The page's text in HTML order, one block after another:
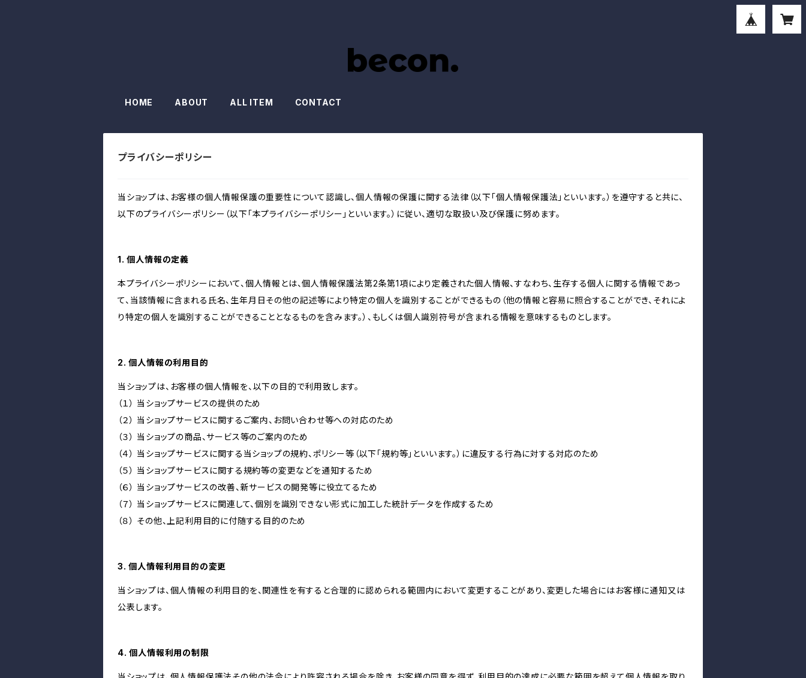
HOME ABOUT ALL ITEM CONTACT
プライバシーポリシー
当ショップは、お客様の個人情報保護の重要性について認識し、個人情報の保護に関する法律（以下「個人情報保護法」といいます。）を遵守すると共に、
以下のプライバシーポリシー（以下「本プライバシーポリシー」といいます。）に従い、適切な取扱い及び保護に努めます。
1. 個人情報の定義
本プライバシーポリシーにおいて、個人情報とは、個人情報保護法第2条第1項により定義された個人情報、すなわち、生存する個人に関する情報であっ
て、当該情報に含まれる氏名、生年月日その他の記述等により特定の個人を識別することができるもの（他の情報と容易に照合することができ、それによ
り特定の個人を識別することができることとなるものを含みます。）、もしくは個人識別符号が含まれる情報を意味するものとします。
2. 個人情報の利用目的
当ショップは、お客様の個人情報を、以下の目的で利用致します。
（１） 当ショップサービスの提供のため
（２） 当ショップサービスに関するご案内、お問い合わせ等への対応のため
（３） 当ショップの商品、サービス等のご案内のため
（４） 当ショップサービスに関する当ショップの規約、ポリシー等（以下「規約等」といいます。）に違反する行為に対する対応のため
（５） 当ショップサービスに関する規約等の変更などを通知するため
（６） 当ショップサービスの改善、新サービスの開発等に役立てるため
（７） 当ショップサービスに関連して、個別を識別できない形式に加工した統計データを作成するため
（８） その他、上記利用目的に付随する目的のため
3. 個人情報利用目的の変更
当ショップは、個人情報の利用目的を、関連性を有すると合理的に認められる範囲内において変更することがあり、変更した場合にはお客様に通知又は
公表します。
4. 個人情報利用の制限